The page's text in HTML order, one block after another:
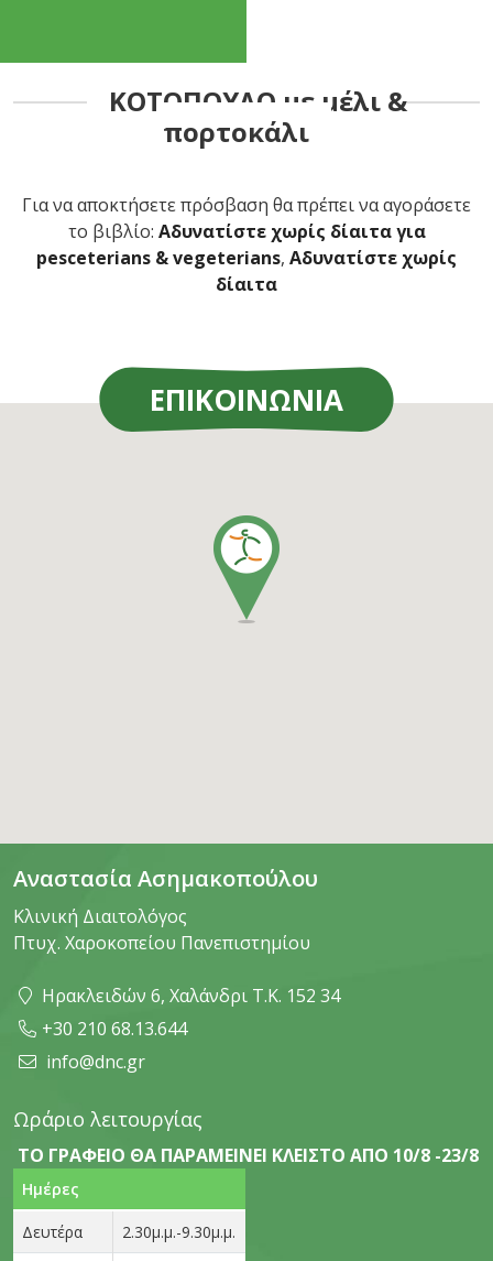
ΚΟΤΟΠΟΥΛΟ με μέλι &
πορτοκάλι
Για να αποκτήσετε πρόσβαση θα πρέπει να αγοράσετε
το βιβλίο: Αδυνατίστε χωρίς δίαιτα για
pesceterians & vegeterians, Αδυνατίστε χωρίς
δίαιτα
ΕΠΙΚΟΙΝΩΝΙΑ
Αναστασία Ασημακοπούλου
Κλινική Διαιτολόγος
Πτυχ. Χαροκοπείου Πανεπιστημίου
Ηρακλειδών 6, Χαλάνδρι Τ.Κ. 152 34
+30 210 68.13.644
info@dnc.gr
Ωράριο λειτουργίας
ΤΟ ΓΡΑΦΕΙΟ ΘΑ ΠΑΡΑΜΕΙΝΕΙ ΚΛΕΙΣΤΟ ΑΠΟ 10/8 -23/8
Ημέρες
Δευτέρα
2.30μ.μ.-9.30μ.μ.